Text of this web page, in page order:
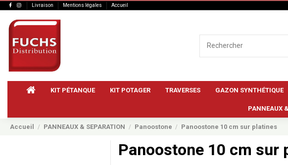
Livraison Mentions légales Accueil
KIT PÉTANQUE KIT POTAGER TRAVERSES GAZON SYNTHÉTIQUE
PANNEAUX
Accueil PANNEAUX & SEPARATION Panoostone Panoostone 10 cm sur platines
Panoostone 10 cm sur